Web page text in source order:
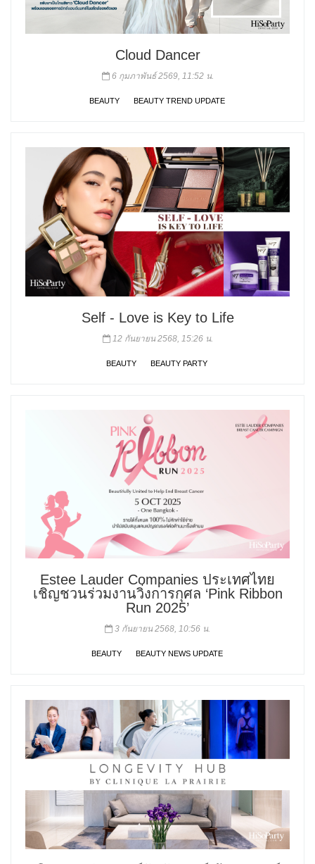
Cloud Dancer
6 กุมภาพันธ์ 2569, 11:52 น.
BEAUTY BEAUTY TREND UPDATE
Self - Love is Key to Life
12 กันยายน 2568, 15:26 น.
BEAUTY BEAUTY PARTY
Estee Lauder Companies ประเทศไทย
เชิญชวนร่วมงานวิ่งการกุศล ‘Pink Ribbon
Run 2025’
3 กันยายน 2568, 10:56 น.
BEAUTY BEAUTY NEWS UPDATE